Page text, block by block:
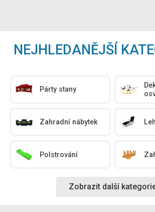
NEJHLEDANĚJŠÍ
Párty stany
Zahradní nábytek
Polstrování
Zobrazit další